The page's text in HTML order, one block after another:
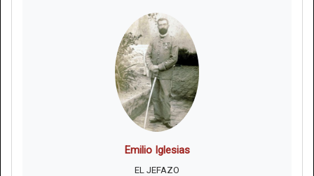
Emilio Iglesias
EL JEFAZO